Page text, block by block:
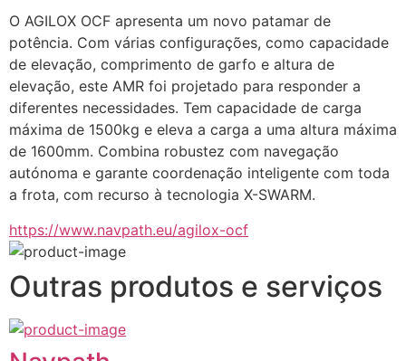
O AGILOX OCF apresenta um novo patamar de
potência. Com várias configurações, como capacidade
de elevação, comprimento de garfo e altura de
elevação, este AMR foi projetado para responder a
diferentes necessidades. Tem capacidade de carga
máxima de 1500kg e eleva a carga a uma altura máxima
de 1600mm. Combina robustez com navegação
autónoma e garante coordenação inteligente com toda
a frota, com recurso à tecnologia X-SWARM.
https://www.navpath.eu/agilox-ocf
Outras produtos e serviços